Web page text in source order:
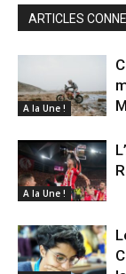
ARTICLES
A la Une !
A la Une !